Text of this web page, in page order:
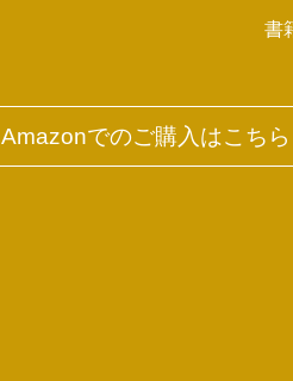
書
Amazonでのご購入はこちら